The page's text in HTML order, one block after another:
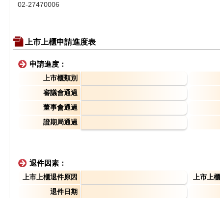
02-27470006
上市上櫃申請進度表
申請進度：
上市櫃類別
審議會通過
董事會通過
證期局通過
退件因素：
上市上櫃退件原因
退件日期
上市上